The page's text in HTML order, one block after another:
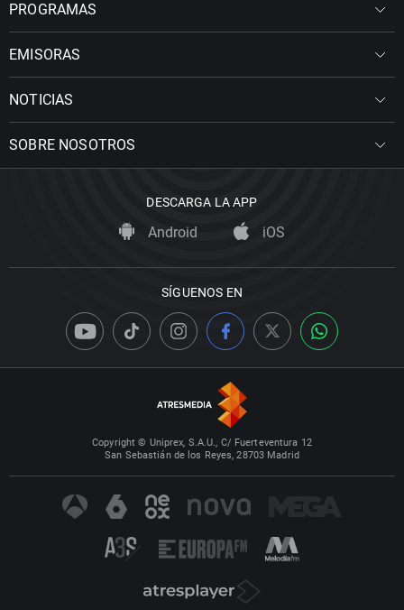
PROGRAMAS
EMISORAS
NOTICIAS
SOBRE NOSOTROS
DESCARGA LA APP
Android iOS
SÍGUENOS EN
Copyright © Uniprex, S.A.U., C/ Fuerteventura 12
San Sebastián de los Reyes, 28703 Madrid